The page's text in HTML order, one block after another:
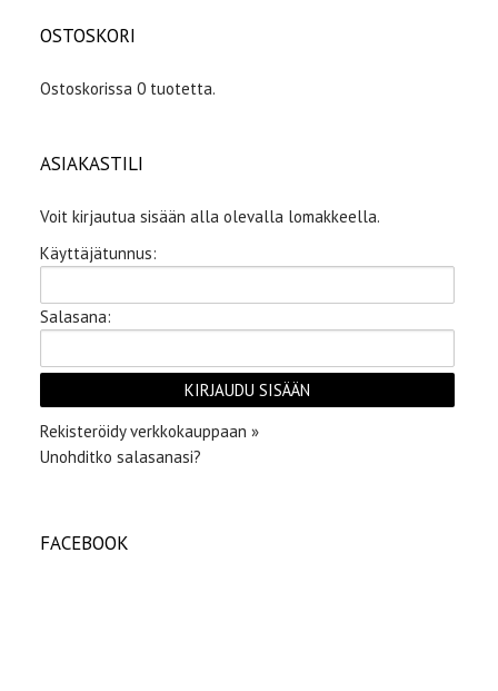
OSTOSKORI
Ostoskorissa 0 tuotetta.
ASIAKASTILI
Voit kirjautua sisään alla olevalla lomakkeella.
Käyttäjätunnus:
Salasana:
Rekisteröidy verkkokauppaan »
Unohditko salasanasi?
FACEBOOK